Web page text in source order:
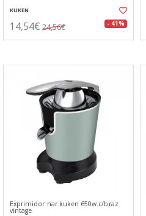
KUKEN
14,54€ 24,56€ - 41%
Exprimidor nar.kuken 650w.c/braz
vintage